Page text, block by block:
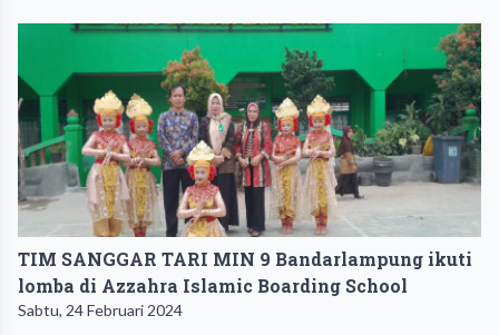
TIM SANGGAR TARI MIN 9 Bandarlampung ikuti
lomba di Azzahra Islamic Boarding School
Sabtu, 24 Februari 2024